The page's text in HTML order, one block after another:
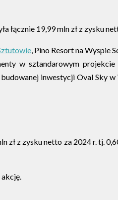
łącznie 19,99 mln zł z zysku
, Pino Resort na Wyspie
w sztandarowym
inwestycji Oval Sky
z zysku netto za 2024 r. tj.
akcję.